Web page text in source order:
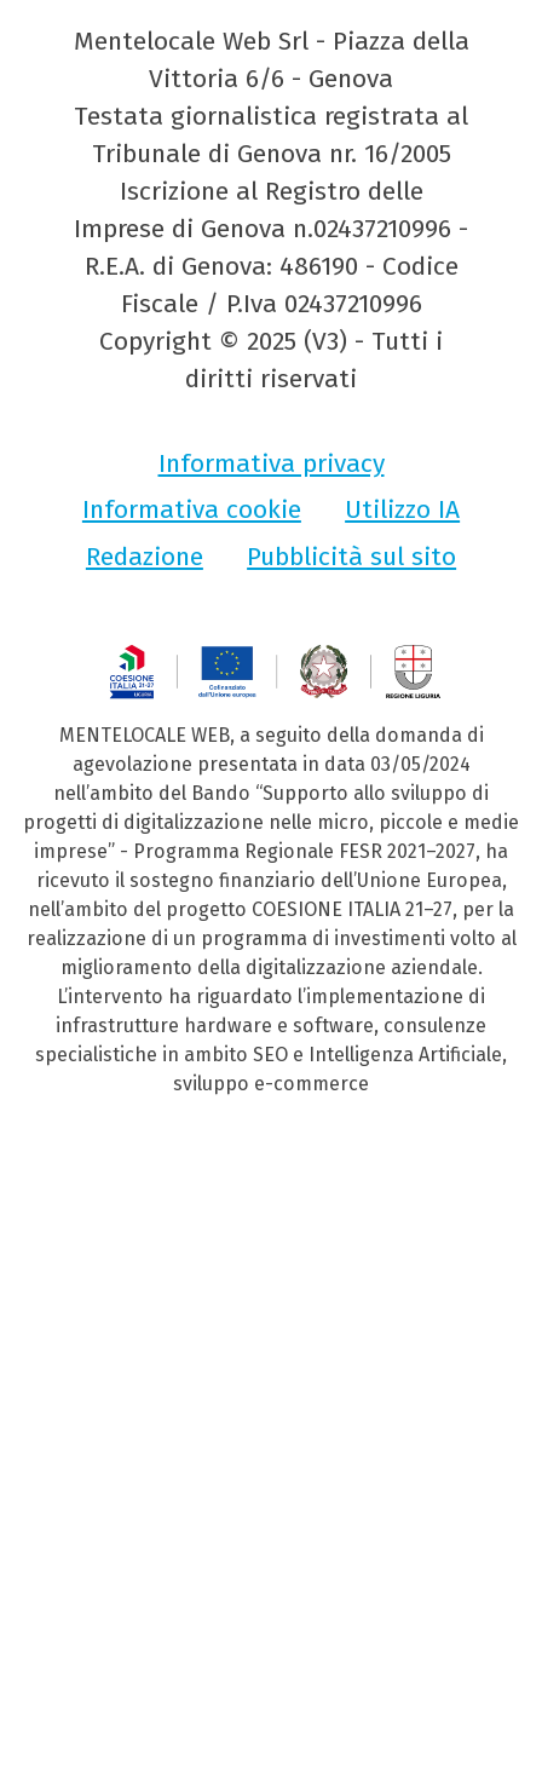
Mentelocale Web Srl - Piazza della
Vittoria 6/6 - Genova
Testata giornalistica registrata al
Tribunale di Genova nr. 16/2005
Iscrizione al Registro delle
Imprese di Genova n.02437210996 -
R.E.A. di Genova: 486190 - Codice
Fiscale / P.Iva 02437210996
Copyright © 2025 (V3) - Tutti i
diritti riservati
Informativa privacy
Informativa cookie
Utilizzo IA
Redazione
Pubblicità sul sito
MENTELOCALE WEB, a seguito della domanda di
agevolazione presentata in data 03/05/2024
nell’ambito del Bando “Supporto allo sviluppo di
progetti di digitalizzazione nelle micro, piccole e medie
imprese” - Programma Regionale FESR 2021–2027, ha
ricevuto il sostegno finanziario dell’Unione Europea,
nell’ambito del progetto COESIONE ITALIA 21–27, per la
realizzazione di un programma di investimenti volto al
miglioramento della digitalizzazione aziendale.
L’intervento ha riguardato l’implementazione di
infrastrutture hardware e software, consulenze
specialistiche in ambito SEO e Intelligenza Artificiale,
sviluppo e-commerce